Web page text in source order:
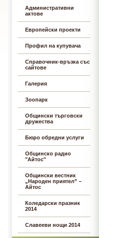
Административни
актове
Европейски проекти
Профил на купувача
Справочник-връзка със
сайтове
Галерия
Зоопарк
Общински търговски
дружества
Бюро обредни услуги
Общинско радио
"Айтос"
Общински вестник
„Народен приятел” –
Айтос
Коледарски празник
2014
Славееви нощи 2014